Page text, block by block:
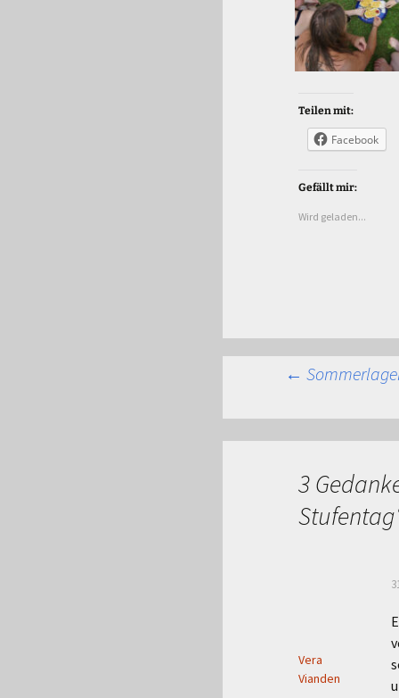
Teilen mit:
Facebook
Gefällt mir:
Wird geladen...
←
3
Stufentag
Vera
Vianden